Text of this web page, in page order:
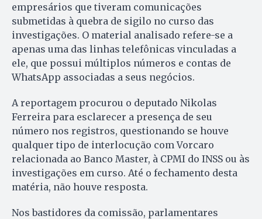
empresários que tiveram comunicações
submetidas à quebra de sigilo no curso das
investigações. O material analisado refere-se a
apenas uma das linhas telefônicas vinculadas a
ele, que possui múltiplos números e contas de
WhatsApp associadas a seus negócios.
A reportagem procurou o deputado Nikolas
Ferreira para esclarecer a presença de seu
número nos registros, questionando se houve
qualquer tipo de interlocução com Vorcaro
relacionada ao Banco Master, à CPMI do INSS ou às
investigações em curso. Até o fechamento desta
matéria, não houve resposta.
Nos bastidores da comissão, parlamentares